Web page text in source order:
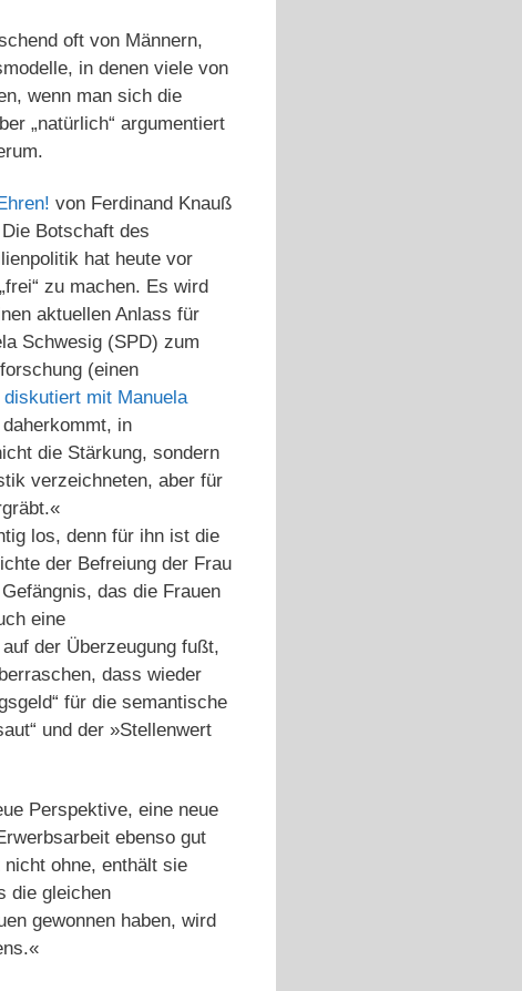
oft von Männern,
in denen viele von
wenn man sich die
„natürlich“ argumentiert
von Ferdinand Knauß
Botschaft des
hat heute vor
zu machen. Es wird
aktuellen Anlass für
Schwesig (SPD) zum
(einen
mit Manuela
in
die Stärkung, sondern
verzeichneten, aber für
los, denn für ihn ist die
der Befreiung der Frau
das die Frauen
eine
der Überzeugung fußt,
dass wieder
für die semantische
und der »Stellenwert
Perspektive, eine neue
ebenso gut
ohne, enthält sie
die gleichen
gewonnen haben, wird